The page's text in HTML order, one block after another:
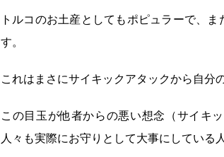
トルコのお土産としてもポピュラーで、
す。
これはまさにサイキックアタックから自分
この目玉が他者からの悪い想念（サイキ
人々も実際にお守りとして大事にしている